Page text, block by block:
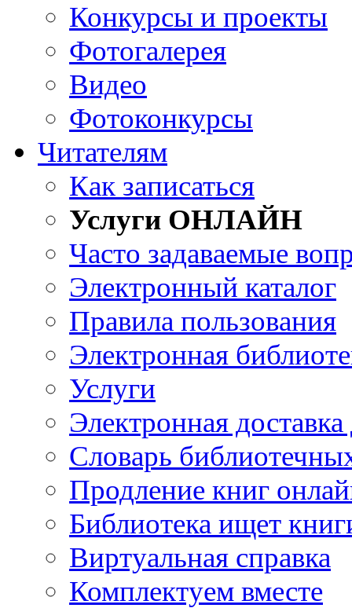
Конкурсы и проекты
Фотогалерея
Видео
Фотоконкурсы
Читателям
Как записаться
Услуги ОНЛАЙН
Часто задаваемые
Электронный каталог
Правила пользования
Электронная
Услуги
Электронная
Словарь
Продление книг
Библиотека ищет
Виртуальная справка
Комплектуем вместе